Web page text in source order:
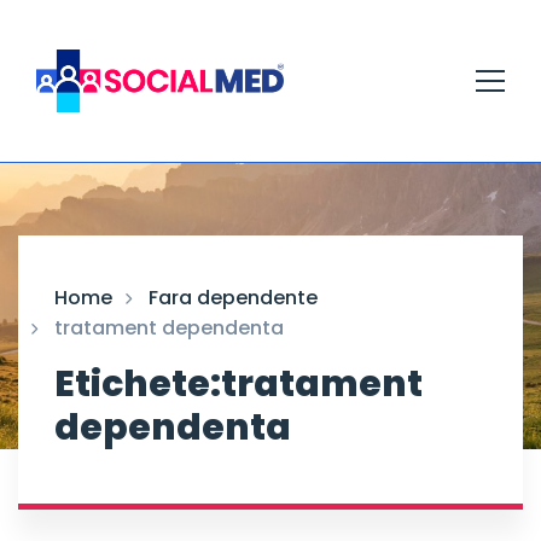
Home
Fara dependente
tratament dependenta
Etichete:tratament
dependenta